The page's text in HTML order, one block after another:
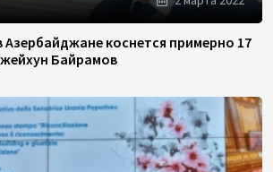
Азербайджане коснется примерно 17
Байрамов